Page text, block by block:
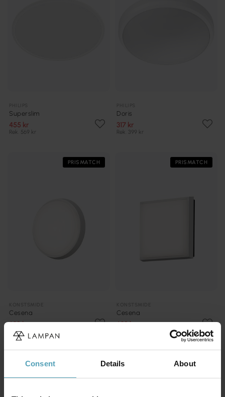
Consent Details About
Superslim
455 kr
Rek. 569 kr
Doris
317 kr
Rek. 399 kr
PRISMATCH
Cesena
638 kr
Rek. 959 kr
PRISMATCH
Cesena
638 kr